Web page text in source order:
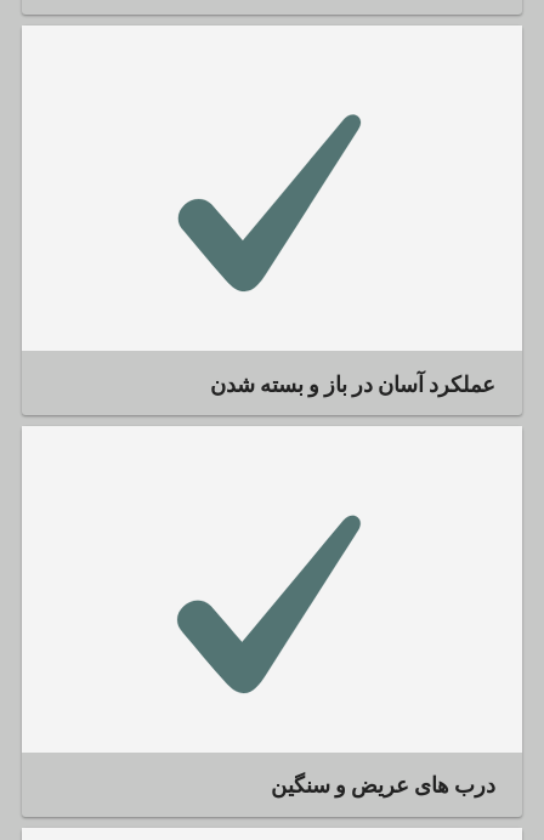
عملکرد آسان در باز و بسته شدن
درب های عریض و سنگین